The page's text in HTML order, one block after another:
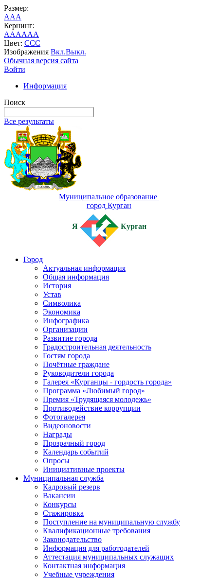
Размер:
AAA
Кернинг:
AAAAAA
Цвет: CCC
Изображения Вкл.Выкл.
Обычная версия сайта
Войти
Информация
Поиск
Все результаты
Муниципальное образование
город Курган
Я Курган
Город
Актуальная информация
Общая информация
История
Устав
Символика
Экономика
Инфографика
Организации
Развитие города
Градостроительная деятельность
Гостям города
Почётные граждане
Руководители города
Галерея «Курганцы - гордость города»
Программа «Любимый город»
Премия «Трудящаяся молодежь»
Противодействие коррупции
Фотогалерея
Видеоновости
Награды
Прозрачный город
Календарь событий
Опросы
Инициативные проекты
Муниципальная служба
Кадровый резерв
Вакансии
Конкурсы
Стажировка
Поступление на муниципальную службу
Квалификационные требования
Законодательство
Информация для работодателей
Аттестация муниципальных служащих
Контактная информация
Учебные учреждения